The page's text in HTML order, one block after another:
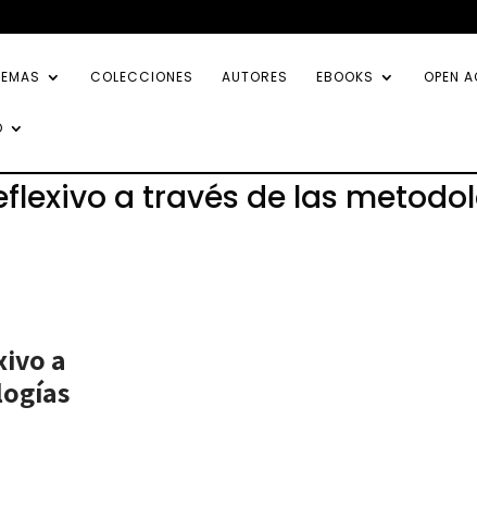
COLECCIONES AUTORES EBOOKS OPEN
a través de las
a